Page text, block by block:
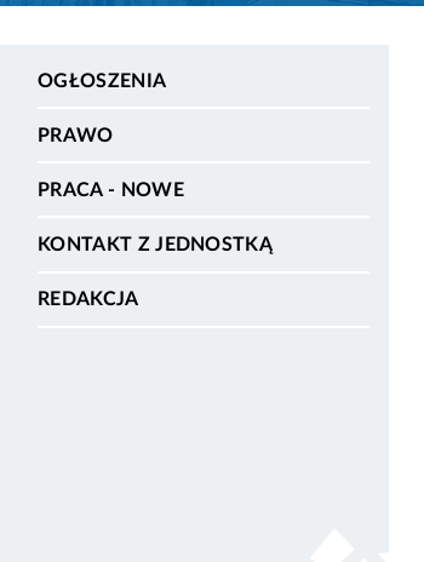
OGŁOSZENIA
PRAWO
PRACA - NOWE
KONTAKT Z JEDNOSTKĄ
REDAKCJA